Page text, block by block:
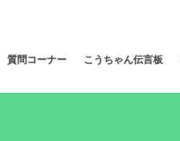
質問コーナー こうちゃん伝言板